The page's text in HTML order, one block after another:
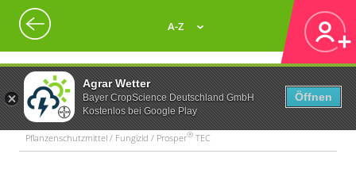
Agrar Wetter
Bayer CropScience Deutschland GmbH
Kostenlos bei Google Play
Öffnen
A-Z
Pflanzenschutzmittel / Fungizid / Prosper® TEC